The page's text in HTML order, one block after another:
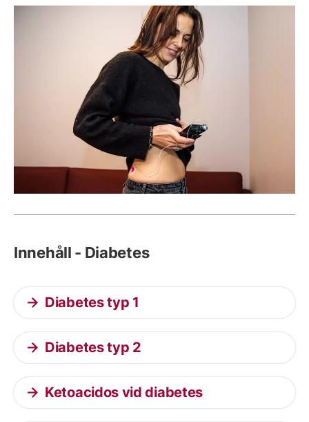
Innehåll - Diabetes
Diabetes typ 1
Diabetes typ 2
Ketoacidos vid diabetes